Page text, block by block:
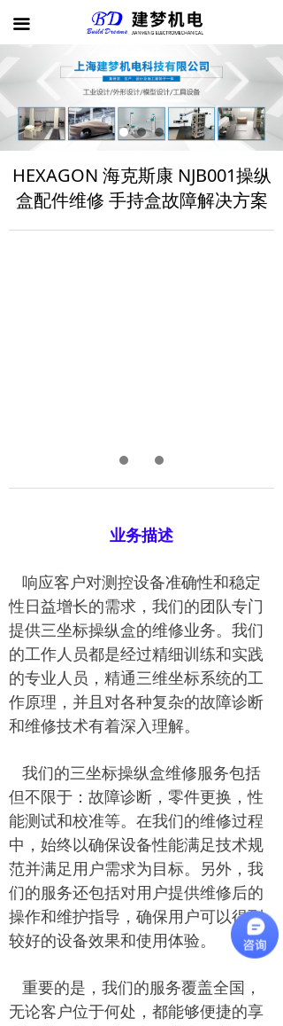
끀
首页
案例展示
新闻动态
HEXAGON 海克斯康 NJB001操纵
盒配件维修 手持盒故障解决方案
业务描述
响应客户对测控设备准确性和稳定
性日益增长的需求，我们的团队专门
提供三坐标操纵盒的维修业务。我们
的工作人员都是经过精细训练和实践
的专业人员，精通三维坐标系统的工
作原理，并且对各种复杂的故障诊断
和维修技术有着深入理解。
我们的三坐标操纵盒维修服务包括
但不限于：故障诊断，零件更换，性
能测试和校准等。在我们的维修过程
中，始终以确保设备性能满足技术规
范并满足用户需求为目标。另外，我
们的服务还包括对用户提供维修后的
操作和维护指导，确保用户可以得到
较好的设备效果和使用体验。
重要的是，我们的服务覆盖全国，
无论客户位于何处，都能够便捷的享